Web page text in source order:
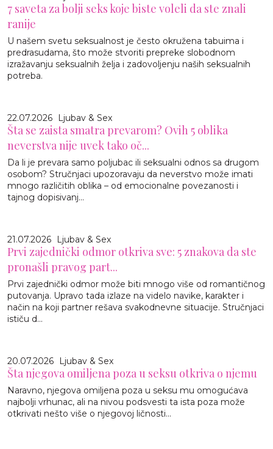
7 saveta za bolji seks koje biste voleli da ste znali
ranije
U našem svetu seksualnost je često okružena tabuima i
predrasudama, što može stvoriti prepreke slobodnom
izražavanju seksualnih želja i zadovoljenju naših seksualnih
potreba.
22.07.2026 Ljubav & Sex
Šta se zaista smatra prevarom? Ovih 5 oblika
neverstva nije uvek tako oč...
Da li je prevara samo poljubac ili seksualni odnos sa drugom
osobom? Stručnjaci upozoravaju da neverstvo može imati
mnogo različitih oblika – od emocionalne povezanosti i
tajnog dopisivanj...
21.07.2026 Ljubav & Sex
Prvi zajednički odmor otkriva sve: 5 znakova da ste
pronašli pravog part...
Prvi zajednički odmor može biti mnogo više od romantičnog
putovanja. Upravo tada izlaze na videlo navike, karakter i
način na koji partner rešava svakodnevne situacije. Stručnjaci
ističu d...
20.07.2026 Ljubav & Sex
Šta njegova omiljena poza u seksu otkriva o njemu
Naravno, njegova omiljena poza u seksu mu omogućava
najbolji vrhunac, ali na nivou podsvesti ta ista poza može
otkrivati nešto više o njegovoj ličnosti...